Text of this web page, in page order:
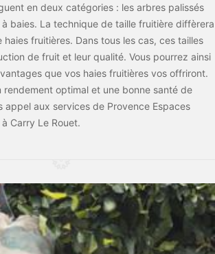
en deux catégories : les arbres palissés
baies. La technique de taille fruitière diffèrera
fruitières. Dans tous les cas, ces tailles
de fruit et leur qualité. Vous pourrez ainsi
que vos haies fruitières vos offriront.
rendement optimal et une bonne santé de
appel aux services de Provence Espaces
Carry Le Rouet.